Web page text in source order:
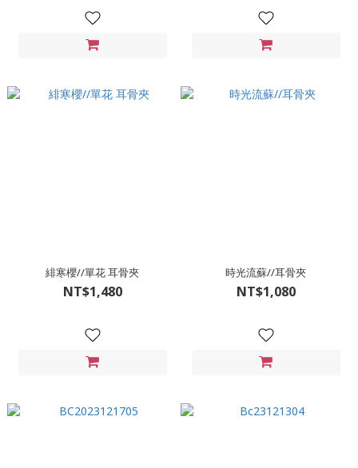
緋寒櫻//單花 耳骨夾
NT$1,480
時光流蘇//耳骨夾
NT$1,080